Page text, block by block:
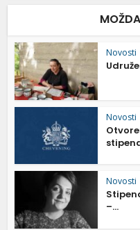
Novosti
Novosti
Novosti
–...